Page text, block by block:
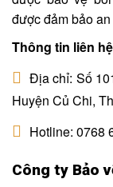
được đảm bảo
Thông tin liên
Địa chỉ: Số
Huyện Củ Chi,
Hotline: 0768
Công ty Bảo